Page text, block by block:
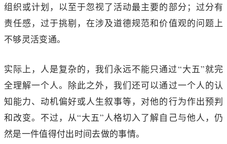
组织或计划，以至于忽视了活动最主要的部分；过分有
责任感，过于挑剔，在涉及道德规范和价值观的问题上
不够灵活变通。
实际上，人是复杂的，我们永远不能只通过“大五”就完
全理解一个人。除此之外，我们还可以通过一个人的认
知能力、动机偏好或人生叙事等，对他的行为作出预判
和改变。不过，从“大五”人格切入了解自己与他人，仍
然是一件值得付出时间去做的事情。